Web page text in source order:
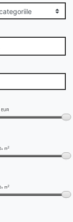
EUR
m2
m2